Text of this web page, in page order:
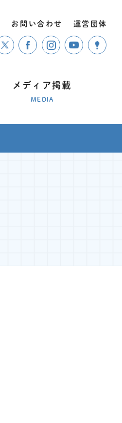
メディア掲載
MEDIA
お問い合わせ 運営団体